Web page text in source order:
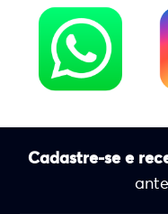
Cadastre-se e